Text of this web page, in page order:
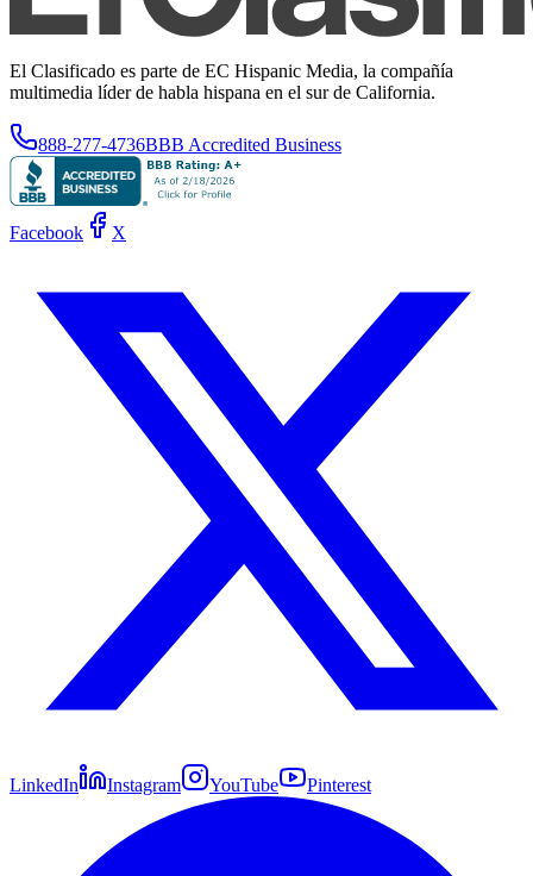
El Clasificado es parte de EC Hispanic Media, la compañía
multimedia líder de habla hispana en el sur de California.
888-277-4736BBB Accredited Business
Facebook X
LinkedIn Instagram YouTube Pinterest